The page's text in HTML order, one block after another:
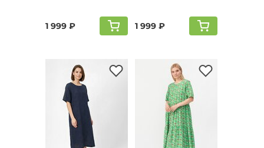
1 999 ₽
1 999 ₽